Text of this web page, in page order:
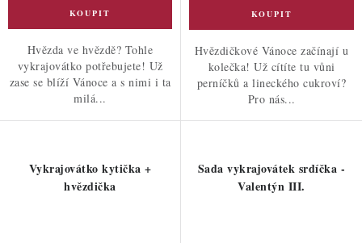
Hvězda ve hvězdě? Tohle
vykrajovátko potřebujete! Už
zase se blíží Vánoce a s nimi i ta
milá...
Hvězdičkové Vánoce začínají u
kolečka! Už cítíte tu vůni
perníčků a lineckého cukroví?
Pro nás...
Vykrajovátko kytička +
hvězdička
Sada vykrajovátek srdíčka -
Valentýn III.